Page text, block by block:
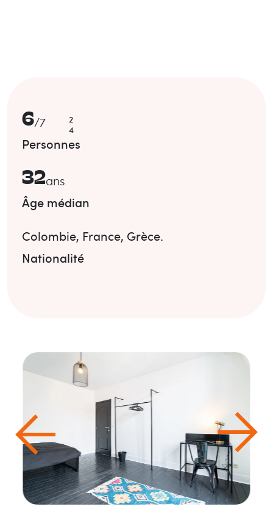
6/7
2
4
Personnes
32ans
Âge médian
Colombie, France, Grèce.
Nationalité